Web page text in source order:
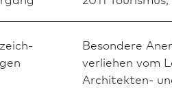
Besondere
verliehen vom
Architekten-